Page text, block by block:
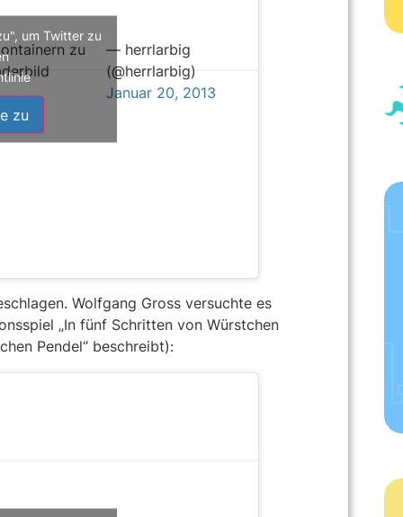
zu
— herrlarbig
(@herrlarbig)
Januar 20, 2013
um Twitter zu
zu
Wolfgang Gross versuchte es
„In fünf Schrit­ten von Würst­chen
Pen­del“ beschreibt):